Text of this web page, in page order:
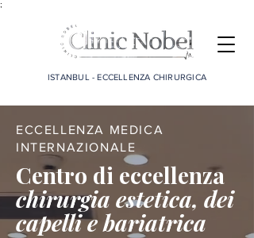
;
ISTANBUL - ECCELLENZA CHIRURGICA
ECCELLENZA MEDICA
INTERNAZIONALE
Centro di eccellenza
chirurgia estetica, dei
capelli e bariatrica